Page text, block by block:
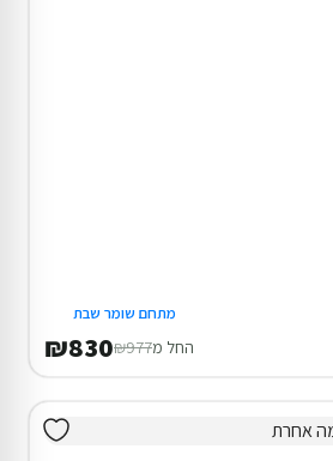
מתחם שומר שבת
החל מ₪977
₪830